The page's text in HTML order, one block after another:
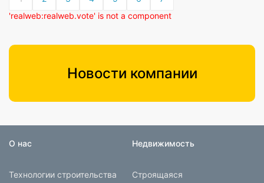
'realweb:realweb.vote' is not a component
Новости компании
О нас
Технологии строительства
Недвижимость
Строящаяся